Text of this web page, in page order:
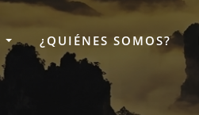
¿QUIÉNES SOMOS?